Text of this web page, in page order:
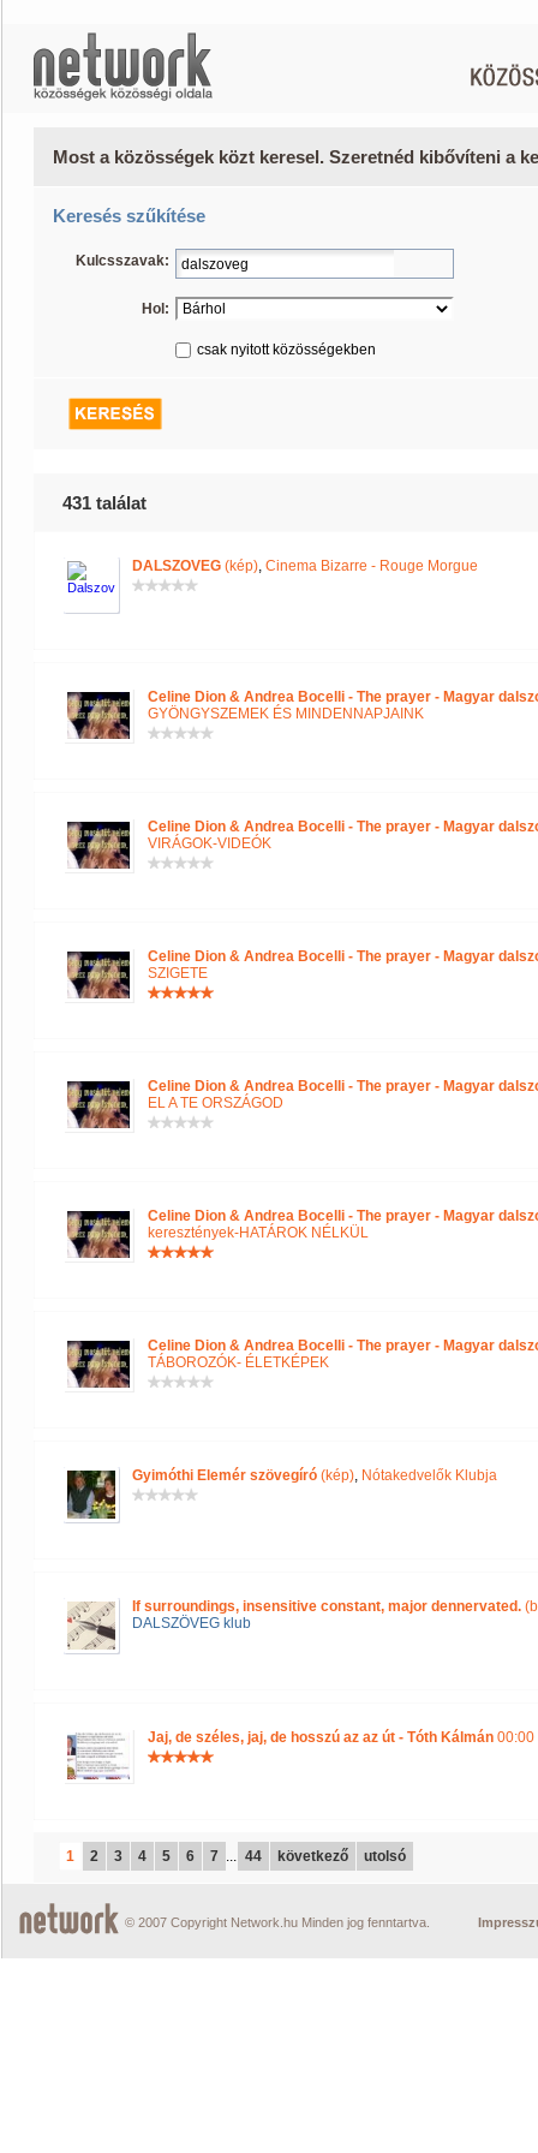
Most a közösségek közt keresel. Szeretnéd kibővíteni a
Keresés szűkítése
Kulcsszavak:
Hol:
csak nyitott közösségekben
431 találat
DALSZOVEG (kép), Cinema Bizarre - Rouge Morgue
Celine Dion & Andrea Bocelli - The prayer - Magyar
GYÖNGYSZEMEK ÉS MINDENNAPJAINK
Celine Dion & Andrea Bocelli - The prayer - Magyar
VIRÁGOK-VIDEÓK
Celine Dion & Andrea Bocelli - The prayer - Magyar
SZIGETE
Celine Dion & Andrea Bocelli - The prayer - Magyar
EL A TE ORSZÁGOD
Celine Dion & Andrea Bocelli - The prayer - Magyar
keresztények-HATÁROK NÉLKÜL
Celine Dion & Andrea Bocelli - The prayer - Magyar
TÁBOROZÓK- ÉLETKÉPEK
Gyimóthi Elemér szövegíró (kép), Nótakedvelők Klubja
If surroundings, insensitive constant, major dennervated.
DALSZÖVEG klub
Jaj, de széles, jaj, de hosszú az az út - Tóth Kálmán 00:00
1 2 3 4 5 6 7 ... 44 következő utolsó
© 2007 Copyright Network.hu Minden jog fenntartva.